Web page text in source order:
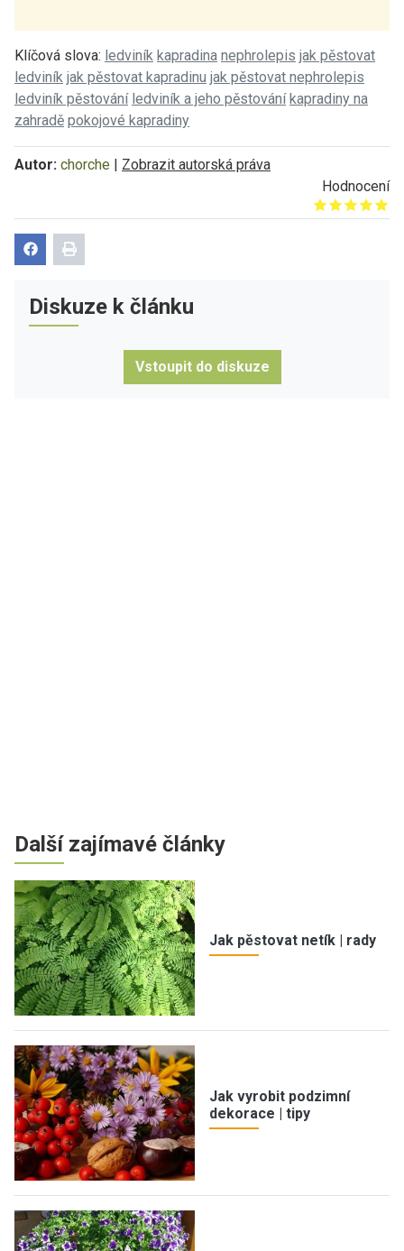
Klíčová slova: ledviník kapradina nephrolepis jak pěstovat
ledviník jak pěstovat kapradinu jak pěstovat nephrolepis
ledviník pěstování ledviník a jeho pěstování kapradiny na
zahradě pokojové kapradiny
Autor: chorche | Zobrazit autorská práva
Hodnocení
Give it 1/5
Give it 2/5
Give it 3/5
Give it 4/5
Give it 5/5
Diskuze k článku
Vstoupit do diskuze
Další zajímavé články
Jak pěstovat netík | rady
Jak vyrobit podzimní
dekorace | tipy